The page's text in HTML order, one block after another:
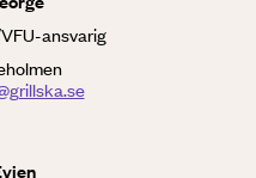
ansvarig